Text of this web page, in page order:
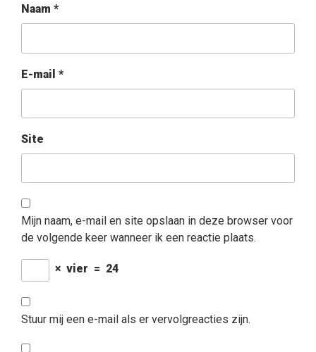
Naam *
E-mail *
Site
Mijn naam, e-mail en site opslaan in deze browser voor
de volgende keer wanneer ik een reactie plaats.
× vier = 24
Stuur mij een e-mail als er vervolgreacties zijn.